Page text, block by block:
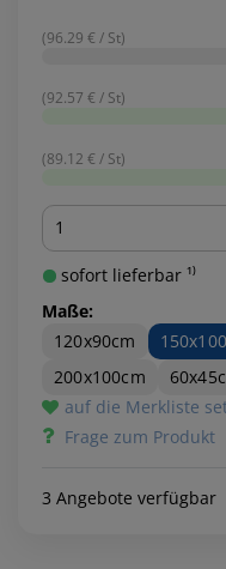
(96.29 € / St)
(92.57 € / St)
(89.12 € / St)
Menge
sofort lieferbar ¹⁾
Maße:
120x90cm
200x100cm
auf die Merkliste
Frage zum Produkt
3 Angebote verfügbar